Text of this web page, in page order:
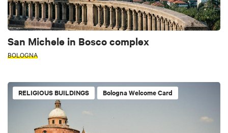
San Michele in Bosco complex
BOLOGNA
RELIGIOUS BUILDINGS Bologna Welcome Card